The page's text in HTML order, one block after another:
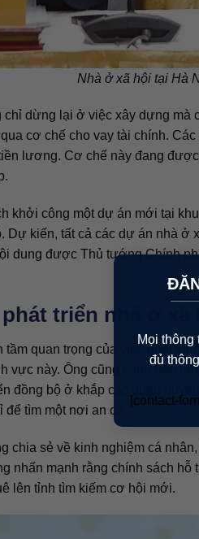
Mọi thông
đủ
[contact-
Nhà ở xã hội tại Hà
dừng lại ở việc xây dựng mà
cơ chế cho vay tài chính.
lương. Cơ chế này đang
khởi công một dự án mới tại
Dự kiến, tất cả các dự án nhà
dung được Thủ tướng Chính
triển nhà ở xã
quan trọng của việc phát
vực này. Ông cũng cảnh báo
đồng bộ ở khắp các quận
tìm một nơi an cư.
chia sẻ về kinh nghiệm cá
nhấn mạnh rằng chính sách
lên tỉnh tìm kiếm cơ hội mới.